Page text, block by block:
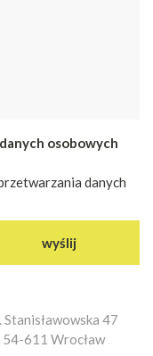
osobowych
danych
wyślij
Stanisławowska 47
54-611 Wrocław